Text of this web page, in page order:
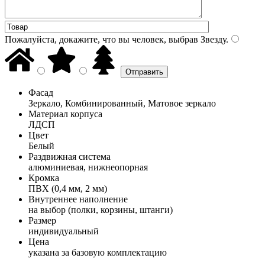
Пожалуйста, докажите, что вы человек, выбрав Звезду.
Фасад
Зеркало, Комбинированный, Матовое зеркало
Материал корпуса
ЛДСП
Цвет
Белый
Раздвижная система
алюминиевая, нижнеопорная
Кромка
ПВХ (0,4 мм, 2 мм)
Внутреннее наполнение
на выбор (полки, корзины, штанги)
Размер
индивидуальный
Цена
указана за базовую комплектацию